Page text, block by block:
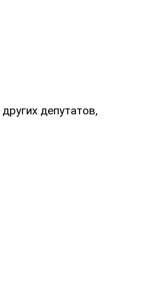
депутатов,